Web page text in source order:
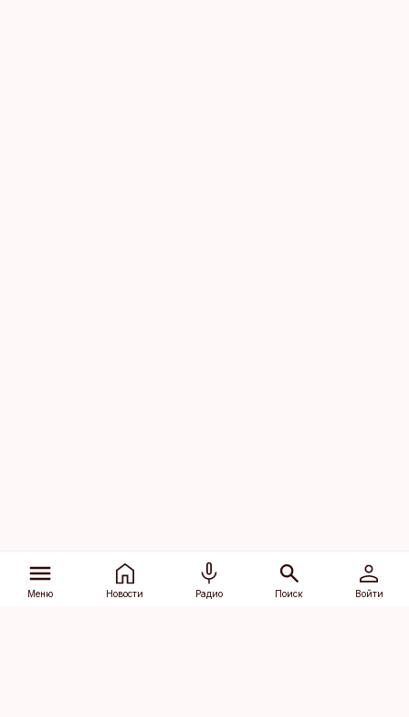
Меню Новости Радио Поиск Войти